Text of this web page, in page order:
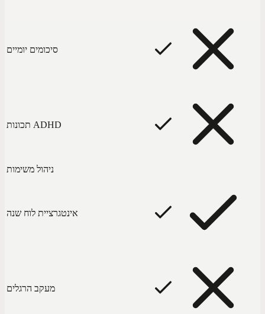
סיכומים יומיים
תכונות ADHD
ניהול משימות
אינטגרציית לוח שנה
מעקב הרגלים